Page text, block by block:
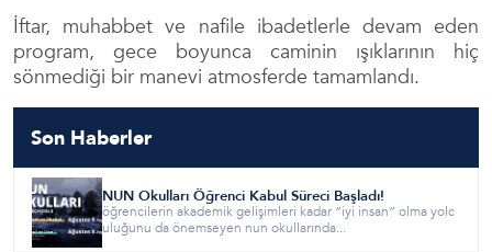
Son Haberler
NUN Okulları Öğrenci Kabul Süreci Başladı!
öğrencilerin akademik gelişimleri kadar “iyi insan” olma yolc
uluğunu da önemseyen nun okullarında...
İftar, muhabbet ve nafile ibadetlerle devam eden
program, gece boyunca caminin ışıklarının hiç
sönmediği bir manevi atmosferde tamamlandı.